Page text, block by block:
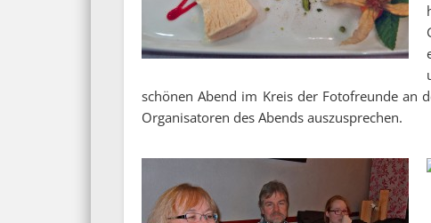
schönen Abend im Kreis der Fotofreunde an
Organisatoren des Abends auszusprechen.